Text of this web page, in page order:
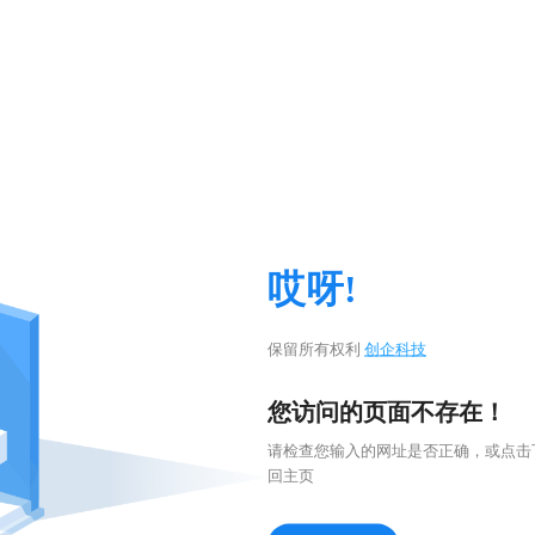
哎呀!
保留所有权利 创企科技
您访问的页面不存在！
请检查您输入的网址是否正确，或点
回主页